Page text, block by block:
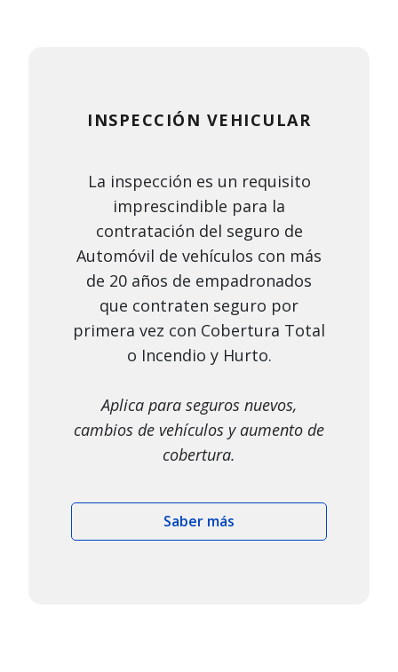
INSPECCIÓN VEHICULAR
La inspección es un requisito
imprescindible para la
contratación del seguro de
Automóvil de vehículos con más
de 20 años de empadronados
que contraten seguro por
primera vez con Cobertura Total
o Incendio y Hurto.
Aplica para seguros nuevos,
cambios de vehículos y aumento de
cobertura.
Saber más